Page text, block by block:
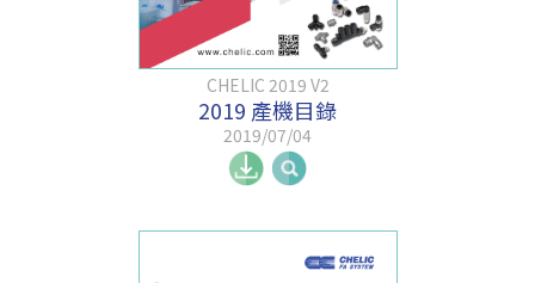
CHELIC 2019 V2
2019 產機目錄
2019/07/04